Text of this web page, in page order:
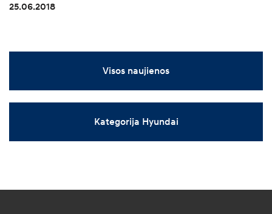
25.06.2018
Visos naujienos
Kategorija Hyundai